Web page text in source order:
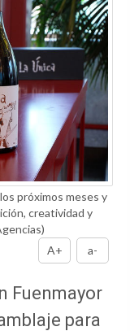
próximos meses y
creatividad y
A+
a-
Fuenmayor
para